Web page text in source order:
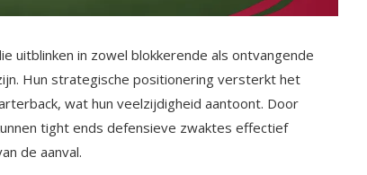
uitblinken in zowel blokkerende als ontvangende
Hun strategische positionering versterkt het
wat hun veelzijdigheid aantoont. Door
tight ends defensieve zwaktes effectief
de aanval.